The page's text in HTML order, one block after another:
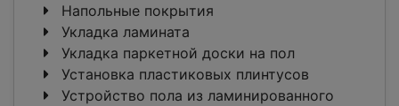
Напольные покрытия
Укладка ламината
Укладка паркетной доски на пол
Установка пластиковых плинтусов
Устройство пола из ламинированного